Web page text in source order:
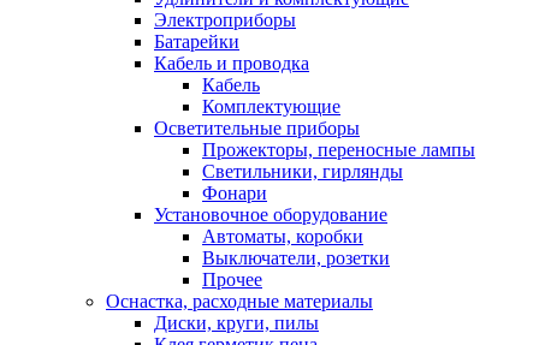
Электроприборы
Батарейки
Кабель и проводка
Кабель
Комплектующие
Осветительные приборы
Прожекторы, переносные лампы
Светильники, гирлянды
Фонари
Установочное оборудование
Автоматы, коробки
Выключатели, розетки
Прочее
Оснастка, расходные материалы
Диски, круги, пилы